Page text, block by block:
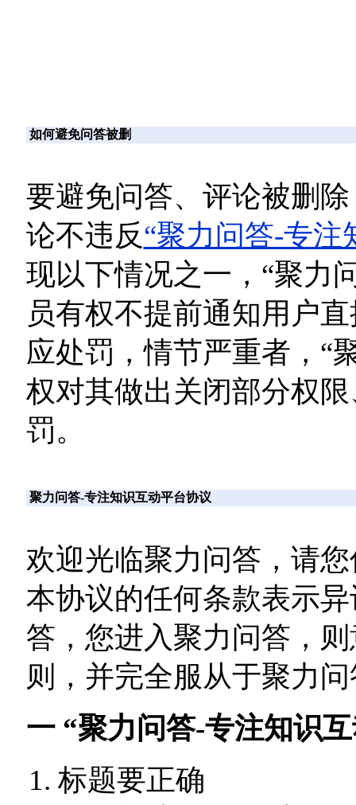
如何避免问答被删
要避免问答、评论被删
论不违反“聚力问答-专注
现以下情况之一，“聚力
员有权不提前通知用户
应处罚，情节严重者，“
权对其做出关闭部分权
罚。
聚力问答-专注知识互动平台协议
欢迎光临聚力问答，请
本协议的任何条款表示
答，您进入聚力问答，
则，并完全服从于聚力
一 “聚力问答-专注知识
标题要正确